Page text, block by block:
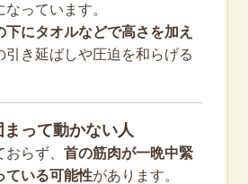
なっています。
下にタオルなどで高さを加え
引き延ばしや圧迫を和らげる
って動かない人
らず、 首の筋肉が一晩中緊
ている可能性があります。